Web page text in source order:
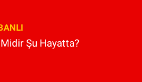
Şu Hayatta?